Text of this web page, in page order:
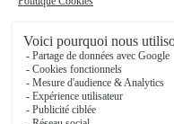
4-Contenant non
verre format Medium Ø
format Large Ø 12 x H 25